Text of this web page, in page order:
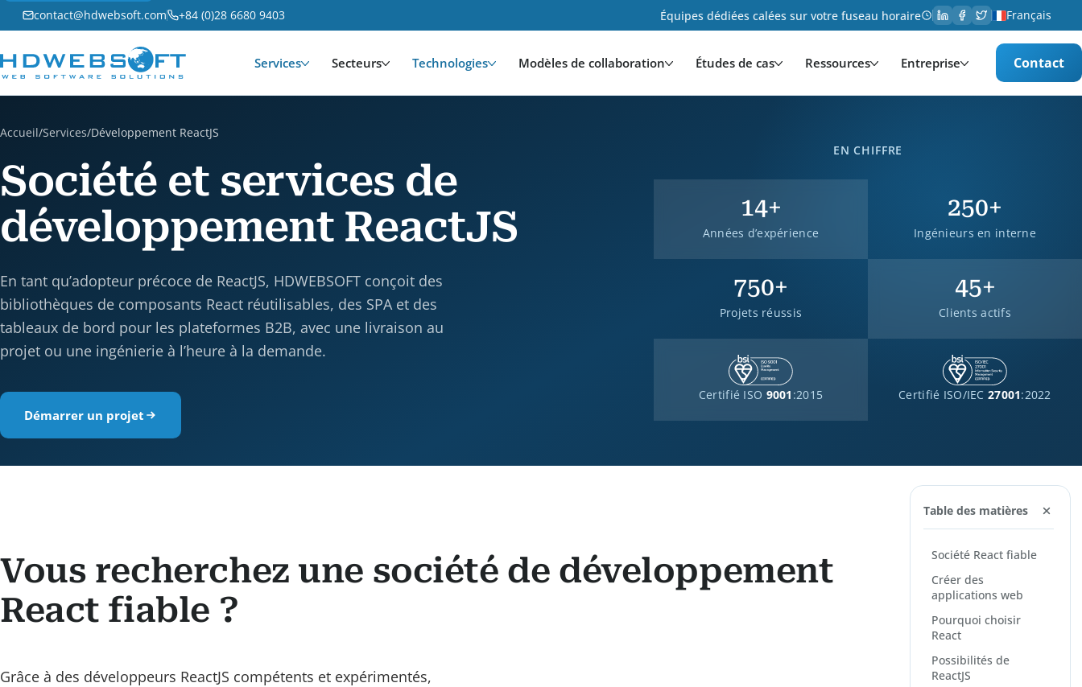
contact@hdwebsoft.com +84 (0)28 6680 9403 Équipes dédiées calées sur votre fuseau horaire Français
Services Secteurs Technologies Modèles de collaboration Études de cas Ressources Entreprise Contact
Accueil/Services/Développement ReactJS
Société et services de
développement ReactJS
En tant qu’adopteur précoce de ReactJS, HDWEBSOFT conçoit des
bibliothèques de composants React réutilisables, des SPA et des
tableaux de bord pour les plateformes B2B, avec une livraison au
projet ou une ingénierie à l’heure à la demande.
Démarrer un projet
EN CHIFFRE
14+
Années d’expérience
250+
Ingénieurs en interne
750+
Projets réussis
45+
Clients actifs
Certifié ISO 9001 :2015 Certifié ISO/IEC 27001:2022
Vous recherchez une société de développement
React fiable ?
Grâce à des développeurs ReactJS compétents et expérimentés,
Table des matières
Société React fiable
Créer des
applications web
Pourquoi choisir
React
Possibilités de
ReactJS